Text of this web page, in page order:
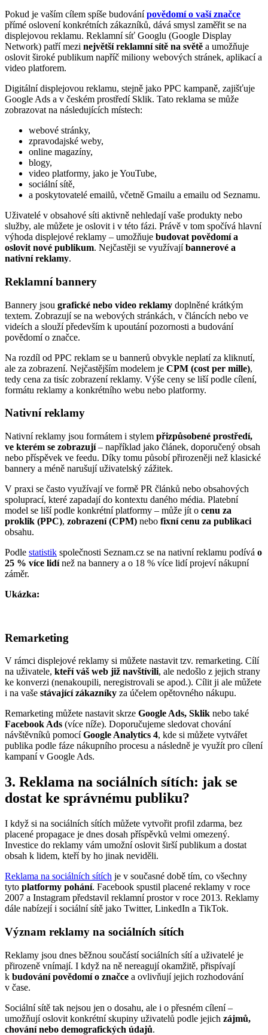
Pokud je vaším cílem spíše budování povědomí o vaší značce
přímé oslovení konkrétních zákazníků, dává smysl zaměřit se na
displejovou reklamu. Reklamní síť Googlu (Google Display
Network) patří mezi největší reklamní sítě na světě a umožňuje
oslovit široké publikum napříč miliony webových stránek, aplikací a
video platforem.
Digitální displejovou reklamu, stejně jako PPC kampaně, zajišťuje
Google Ads a v českém prostředí Sklik. Tato reklama se může
zobrazovat na následujících místech:
webové stránky,
zpravodajské weby,
online magazíny,
blogy,
video platformy, jako je YouTube,
sociální sítě,
a poskytovatelé emailů, včetně Gmailu a emailu od Seznamu.
Uživatelé v obsahové síti aktivně nehledají vaše produkty nebo
služby, ale můžete je oslovit i v této fázi. Právě v tom spočívá hlavní
výhoda displejové reklamy – umožňuje budovat povědomí a
oslovit nové publikum. Nejčastěji se využívajíbannerové a
nativní reklamy.
Reklamní bannery
Bannery jsou grafické nebo video reklamy doplněné krátkým
textem. Zobrazují se na webových stránkách, v článcích nebo ve
videích a slouží především k upoutání pozornosti a budování
povědomí o značce.
Na rozdíl od PPC reklam se u bannerů obvykle neplatí za kliknutí,
ale za zobrazení. Nejčastějším modelem je CPM (cost per mille),
tedy cena za tisíc zobrazení reklamy. Výše ceny se liší podle cílení,
formátu reklamy a konkrétního webu nebo platformy.
Nativní reklamy
Nativní reklamy jsou formátem i stylem přizpůsobené prostředí,
ve kterém se zobrazují– například jako článek, doporučený obsah
nebo příspěvek ve feedu. Díky tomu působí přirozeněji než klasické
bannery a méně narušují uživatelský zážitek.
V praxi se často využívají ve formě PR článků nebo obsahových
spoluprací, které zapadají do kontextu daného média. Platební
model se liší podle konkrétní platformy – může jít o cenu za
proklik (PPC), zobrazení (CPM) nebo fixní cenu za publikaci
obsahu.
Podle statistik společnosti Seznam.cz se na nativní reklamu podívá o
25 % více lidínež na bannery a o 18 % více lidí projeví nákupní
záměr.
Ukázka:
Remarketing
V rámci displejové reklamy si můžete nastavit tzv. remarketing. Cílí
na uživatele, kteří váš web již navštívili, ale nedošlo z jejich strany
ke konverzi (nenakoupili, neregistrovali se apod.). Cílit ji ale můžete
i na vaše stávající zákazníky za účelem opětovného nákupu.
Remarketing můžete nastavit skrze Google Ads, Sklik nebo také
Facebook Ads (více níže). Doporučujeme sledovat chování
návštěvníků pomocí Google Analytics 4, kde si můžete vytvářet
publika podle fáze nákupního procesu a následně je využít pro cílení
kampaní v Google Ads.
3. Reklama na sociálních sítích: jak se
dostat ke správnému publiku?
I když si na sociálních sítích můžete vytvořit profil zdarma, bez
placené propagace je dnes dosah příspěvků velmi omezený.
Investice do reklamy vám umožní oslovit širší publikum a dostat
obsah k lidem, kteří by ho jinak neviděli.
Reklama na sociálních sítích je v současné době tím, co všechny
tyto platformy pohání. Facebook spustil placené reklamy v roce
2007 a Instagram představil reklamní prostor v roce 2013. Reklamy
dále nabízejí i sociální sítě jako Twitter, LinkedIn a TikTok.
Význam reklamy na sociálních sítích
Reklamy jsou dnes běžnou součástí sociálních sítí a uživatelé je
přirozeně vnímají. I když na ně nereagují okamžitě, přispívají
k budování povědomí o značce a ovlivňují jejich rozhodování
v čase.
Sociální sítě tak nejsou jen o dosahu, ale i o přesném cílení –
umožňují oslovit konkrétní skupiny uživatelů podle jejich zájmů,
chování nebo demografických údajů.